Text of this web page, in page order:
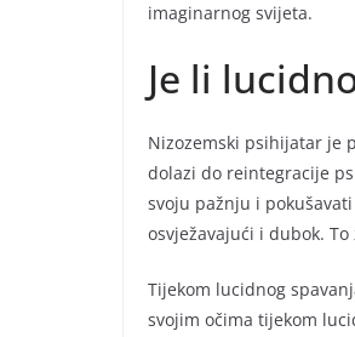
imaginarnog svijeta.
Je li
Nizozemski psihijatar je
dolazi do reintegracije
svoju pažnju i
osvježavajući i dubok.
Tijekom lucidnog
svojim očima tijekom